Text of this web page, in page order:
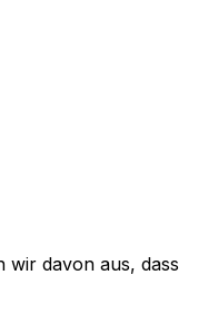
wir davon aus, dass